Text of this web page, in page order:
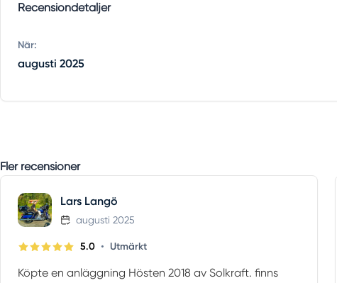
Recensiondetaljer
När:
augusti 2025
Fler recensioner
Lars Langö
augusti 2025
5.0 • Utmärkt
Köpte en anläggning Hösten 2018 av Solkraft. finns